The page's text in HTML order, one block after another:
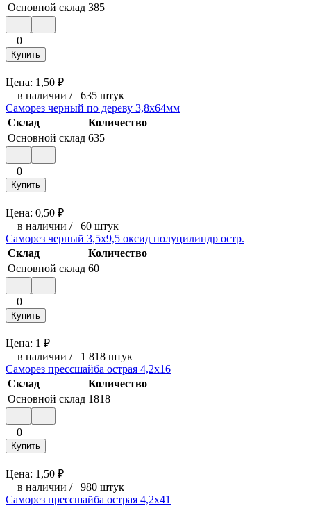
Основной склад 385
0
Купить
Цена: 1,50 ₽
в наличии / 635 штук
Саморез черный по дереву 3,8x64мм
Склад
Количество
Основной склад 635
0
Купить
Цена: 0,50 ₽
в наличии / 60 штук
Саморез черный 3,5x9,5 оксид полуцилиндр остр.
Склад
Количество
Основной склад 60
0
Купить
Цена: 1 ₽
в наличии / 1 818 штук
Саморез прессшайба острая 4,2x16
Склад
Количество
Основной склад 1818
0
Купить
Цена: 1,50 ₽
в наличии / 980 штук
Саморез прессшайба острая 4,2x41